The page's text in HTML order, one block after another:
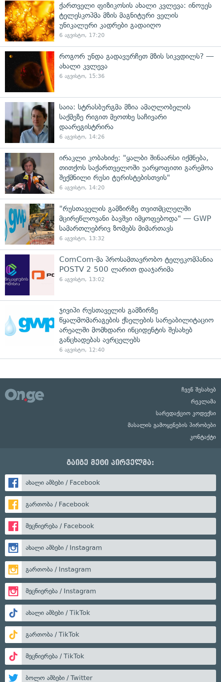
ქართველი ფიზიკოსის ახალი კვლევა: ინოუეს
ტელესკოპმა მზის მაგნიტური ველის
უნიკალური კადრები გადაიღო
6 აგვისტო, 17:20
როგორ უნდა გადავურჩეთ მზის სიკვდილს? —
ახალი კვლევა
6 აგვისტო, 15:36
საია: სტრასბურგმა მზია ამაღლობელის
საქმეზე რიგით მეოთხე საჩივარი
დაარეგისტრირა
6 აგვისტო, 14:26
ირაკლი კობახიძე: "ყალბი შინაარსი იქმნება,
თითქოს საქართველოში უარყოფითი გარემოა
შექმნილი რუსი ტურისტებისთვის"
6 აგვისტო, 14:20
"რუსთაველის გამზირზე თვითმცლელში
მცირეწლოვანი ბავშვი იმყოფებოდა" — GWP
სამართლებრივ ზომებს მიმართავს
6 აგვისტო, 13:32
ComCom-მა პროსამთავრობო ტელეკომპანია
POSTV 2 500 ლარით დააჯარიმა
6 აგვისტო, 13:02
ჯივიპი რუსთაველის გამზირზე
წყალმომარაგების ქსელების სარეაბილიტაციო
არეალში მომხდარი ინციდენტის შესახებ
განცხადებას ავრცელებს
6 აგვისტო, 12:40
ჩვენ შესახებ
რეკლამა
სარედაქციო კოდექსი
მასალის გამოყენების პირობები
კონტაქტი
გაიგე მეტი პირველმა:
ახალი ამბები / Facebook
გართობა / Facebook
მეცნიერება / Facebook
ახალი ამბები / Instagram
გართობა / Instagram
მეცნიერება / Instagram
ახალი ამბები / TikTok
გართობა / TikTok
მეცნიერება / TikTok
ბოლო ამბები / Twitter